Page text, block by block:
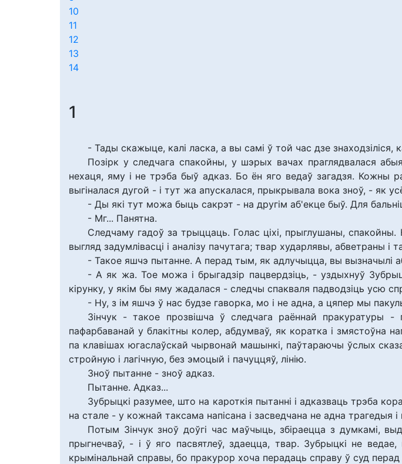
10
11
12
13
14
1
- Тады скажыце, калі ласка, а вы самі ў той час дзе знаходзіліся,
Позірк у следчага спакойны, у шэрых вачах праглядвалася
нехаця, яму і не трэба быў адказ. Бо ён яго ведаў загадзя. Кожны
выгіналася дугой - і тут жа апускалася, прыкрывала вока зноў, - як
- Ды які тут можа быць сакрэт - на другім аб'екце быў. Для
- Мг... Панятна.
Следчаму гадоў за трыццаць. Голас ціхі, прыглушаны,
выгляд задумлівасці і аналізу пачутага; твар хударлявы, абветраны і
- Такое яшчэ пытанне. А перад тым, як адлучыцца, вы
- А як жа. Тое можа і брыгадзір пацвердзіць, - уздыхнуў
кірунку, у якім бы яму жадалася - следчы спакваля падводзіць усю
- Ну, з ім яшчэ ў нас будзе гаворка, мо і не адна, а цяпер мы
Зінчук - такое прозвішча ў следчага раённай пракуратуры
пафарбаванай у блакітны колер, абдумваў, як коратка і змястоўна
па клавішах югаслаўскай чырвонай машынкі, паўтараючы ўслых
стройную і лагічную, без эмоцый і пачуццяў, лінію.
Зноў пытанне - зноў адказ.
Пытанне. Адказ...
Зубрыцкі разумее, што на кароткія пытанні і адказваць трэба
на стале - у кожнай таксама напісана і засведчана не адна
Потым Зінчук зноў доўгі час маўчыць, збіраецца з думкамі,
прыгнечваў, - і ў яго пасвятлеў, здаецца, твар. Зубрыцкі не
крымінальнай справы, бо пракурор хоча перадаць справу ў суд